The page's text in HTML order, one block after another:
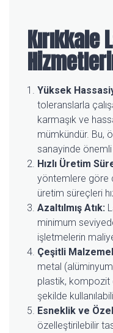
Kırıkkale
Yüksek
toleranslarla
karmaşık ve
mümkündür. Bu,
sanayinde
Hızlı Üretim
yöntemlere göre
üretim süreçleri
Azaltılmış Atık:
minimum
işletmelerin
Çeşitli
metal
plastik,
şekilde
Esneklik ve
özelleştirilebilir